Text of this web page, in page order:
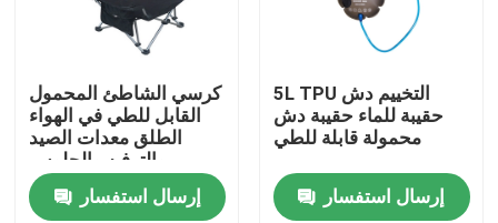
منزل
حول بنا
كرسي الشاطئ المحمول
القابل للطي في الهواء
الطلق معدات الصيد
والترفيه والجلوس
والكذب
إرسال استفسار
5L TPU التخييم دش
حقيبة للماء حقيبة دش
محمولة قابلة للطي
إرسال استفسار